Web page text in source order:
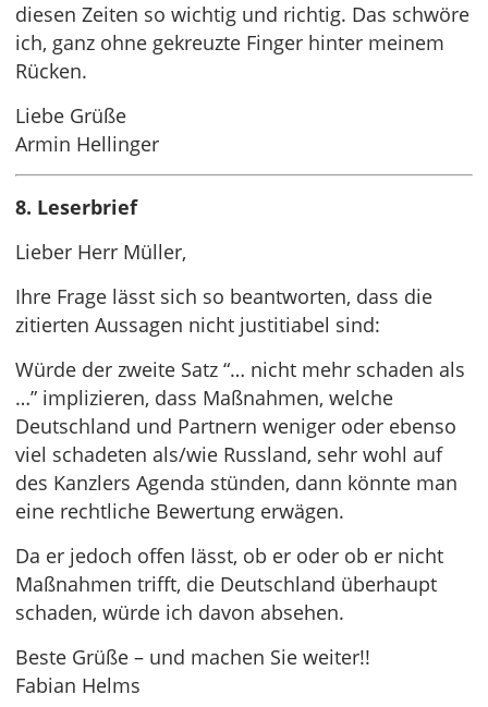
diesen Zeiten so wichtig und richtig. Das schwöre
ich, ganz ohne gekreuzte Finger hinter meinem
Rücken.
Liebe Grüße
Armin Hellinger
8. Leserbrief
Lieber Herr Müller,
Ihre Frage lässt sich so beantworten, dass die
zitierten Aussagen nicht justitiabel sind:
Würde der zweite Satz “… nicht mehr schaden als
…” implizieren, dass Maßnahmen, welche
Deutschland und Partnern weniger oder ebenso
viel schadeten als/wie Russland, sehr wohl auf
des Kanzlers Agenda stünden, dann könnte man
eine rechtliche Bewertung erwägen.
Da er jedoch offen lässt, ob er oder ob er nicht
Maßnahmen trifft, die Deutschland überhaupt
schaden, würde ich davon absehen.
Beste Grüße – und machen Sie weiter!!
Fabian Helms